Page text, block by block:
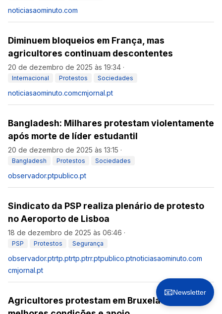
noticiasaominuto.com
Diminuem bloqueios em França, mas
agricultores continuam descontentes
20 de dezembro de 2025 às 19:34 ·
Internacional Protestos Sociedades
noticiasaominuto.comcmjornal.pt
Bangladesh: Milhares protestam violentamente
após morte de líder estudantil
20 de dezembro de 2025 às 13:15 ·
Bangladesh Protestos Sociedades
observador.ptpublico.pt
Sindicato da PSP realiza plenário de protesto
no Aeroporto de Lisboa
18 de dezembro de 2025 às 06:46 ·
PSP Protestos Segurança
observador.ptrtp.ptrtp.ptrr.ptpublico.ptnoticiasaominuto.com
cmjornal.pt
Agricultores protestam em Bruxelas por
📧Newsletter